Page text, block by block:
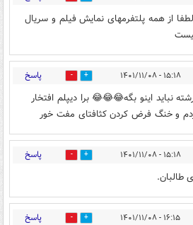
از همه پلتفرمهای نمایش فیلم و سریال
۱۵:۱۸ - ۱۴۰۱/۱۱/۰۸ 0 پاسخ
نباید اینو بگه😂😂😂 برا دیپلم افتخار
و خنگ فرض کردن کثافتای مفت خور
۱۵:۱۸ - ۱۴۰۱/۱۱/۰۸ 1 پاسخ
طالبان.
۱۶:۱۵ - ۱۴۰۱/۱۱/۰۸ 0 پاسخ